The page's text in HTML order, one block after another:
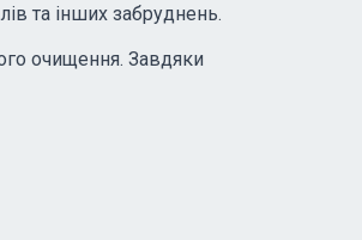
та інших забруднень.
очищення. Завдяки